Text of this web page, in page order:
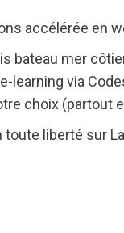
accélérée en
bateau mer
learning via
choix (partout
toute liberté sur